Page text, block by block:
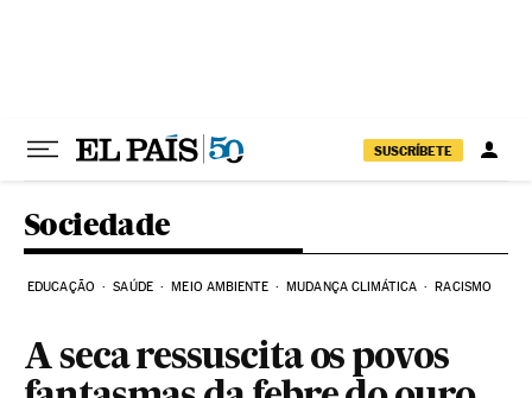
SUSCRÍBETE
Sociedade
EDUCAÇÃO SAÚDE MEIO AMBIENTE MUDANÇA CLIMÁTICA RACISMO
A seca ressuscita os povos